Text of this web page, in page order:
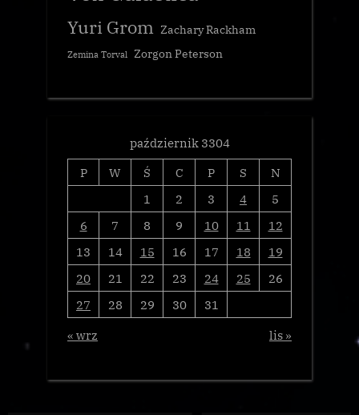
Yuri Grom Zachary Rackham
Zemina Torval Zorgon Peterson
październik 3304
P
W Ś C P S
N
1
2 3 4
5
6
7 8 9 10 11
12
13
14 15 16 17 18
19
20
21 22 23 24 25
26
27
28 29 30
31
« wrz
lis »